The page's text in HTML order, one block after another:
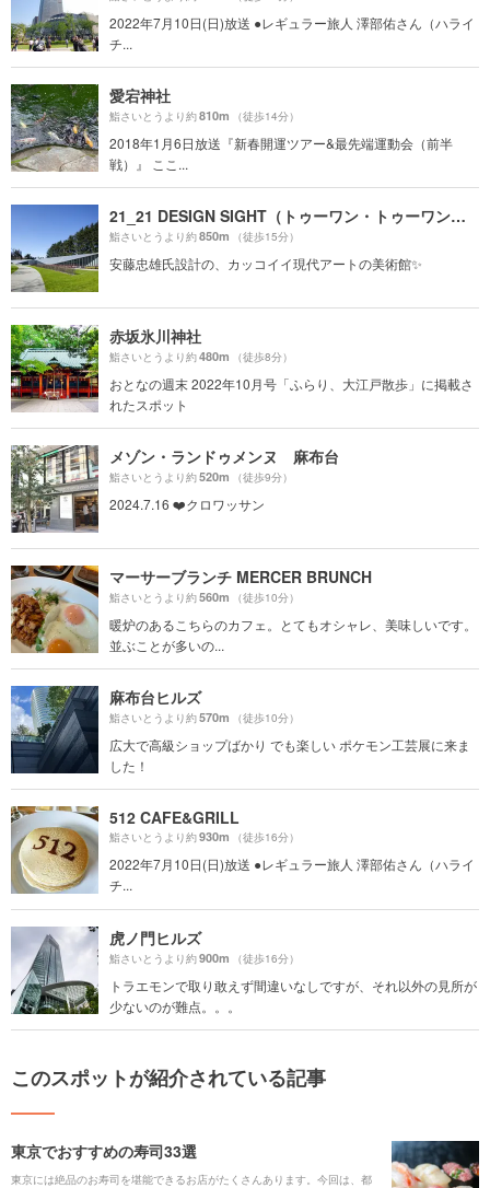
2022年7月10日(日)放送 ●レギュラー旅人 澤部佑さん（ハライ
チ...
愛宕神社
鮨さいとうより約810m （徒歩14分）
2018年1月6日放送『新春開運ツアー&最先端運動会（前半
戦）』 ここ...
21_21 DESIGN SIGHT（トゥーワン・トゥーワン・デザインサイト）
鮨さいとうより約850m （徒歩15分）
安藤忠雄氏設計の、カッコイイ現代アートの美術館✨
赤坂氷川神社
鮨さいとうより約480m （徒歩8分）
おとなの週末 2022年10月号「ふらり、大江戸散歩」に掲載さ
れたスポット
メゾン・ランドゥメンヌ 麻布台
鮨さいとうより約520m （徒歩9分）
2024.7.16 ❤️クロワッサン
マーサーブランチ MERCER BRUNCH
鮨さいとうより約560m （徒歩10分）
暖炉のあるこちらのカフェ。とてもオシャレ、美味しいです。
並ぶことが多いの...
麻布台ヒルズ
鮨さいとうより約570m （徒歩10分）
広大で高級ショップばかり でも楽しい ポケモン工芸展に来ま
した！
512 CAFE&GRILL
鮨さいとうより約930m （徒歩16分）
2022年7月10日(日)放送 ●レギュラー旅人 澤部佑さん（ハライ
チ...
虎ノ門ヒルズ
鮨さいとうより約900m （徒歩16分）
トラエモンで取り敢えず間違いなしですが、それ以外の見所が
少ないのが難点。。。
このスポットが紹介されている記事
東京でおすすめの寿司33選
東京には絶品のお寿司を堪能できるお店がたくさんあります。今回は、都